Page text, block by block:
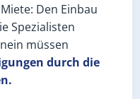
Den Einbau
Spezialisten
müssen
durch die